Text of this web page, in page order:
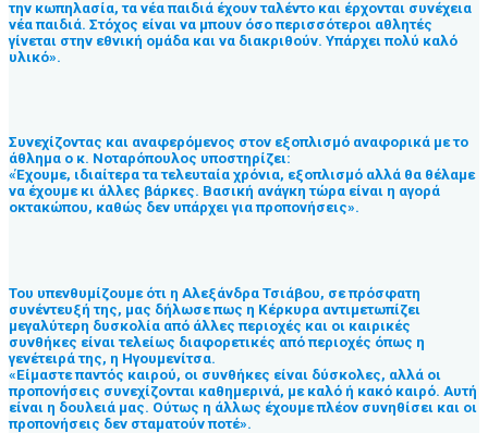
την κωπηλασία, τα νέα παιδιά έχουν ταλέντο και έρχονται συνέχεια
νέα παιδιά. Στόχος είναι να μπουν όσο περισσότεροι αθλητές
γίνεται στην εθνική ομάδα και να διακριθούν. Υπάρχει πολύ καλό
υλικό».
Συνεχίζοντας και αναφερόμενος στον εξοπλισμό αναφορικά με το
άθλημα ο κ. Νοταρόπουλος υποστηρίζει:
«Έχουμε, ιδιαίτερα τα τελευταία χρόνια, εξοπλισμό αλλά θα θέλαμε
να έχουμε κι άλλες βάρκες. Βασική ανάγκη τώρα είναι η αγορά
οκτακώπου, καθώς δεν υπάρχει για προπονήσεις».
Του υπενθυμίζουμε ότι η Αλεξάνδρα Τσιάβου, σε πρόσφατη
συνέντευξή της, μας δήλωσε πως η Κέρκυρα αντιμετωπίζει
μεγαλύτερη δυσκολία από άλλες περιοχές και οι καιρικές
συνθήκες είναι τελείως διαφορετικές από περιοχές όπως η
γενέτειρά της, η Ηγουμενίτσα.
«Είμαστε παντός καιρού, οι συνθήκες είναι δύσκολες, αλλά οι
προπονήσεις συνεχίζονται καθημερινά, με καλό ή κακό καιρό. Αυτή
είναι η δουλειά μας. Ούτως η άλλως έχουμε πλέον συνηθίσει και οι
προπονήσεις δεν σταματούν ποτέ».